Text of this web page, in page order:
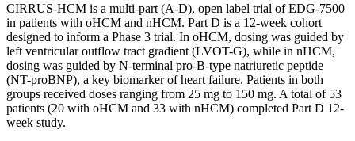
CIRRUS-HCM is a multi-part (A-D), open label trial of EDG-7500
in patients with oHCM and nHCM. Part D is a 12-week cohort
designed to inform a Phase 3 trial. In oHCM, dosing was guided by
left ventricular outflow tract gradient (LVOT-G), while in nHCM,
dosing was guided by N-terminal pro-B-type natriuretic peptide
(NT-proBNP), a key biomarker of heart failure. Patients in both
groups received doses ranging from 25 mg to 150 mg. A total of 53
patients (20 with oHCM and 33 with nHCM) completed Part D 12-
week study.